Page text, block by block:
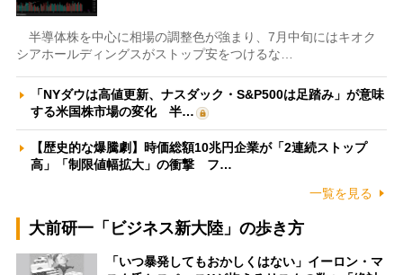
半導体株を中心に相場の調整色が強まり、7月中旬にはキオク
シアホールディングスがストップ安をつけるな…
「NYダウは高値更新、ナスダック・S&P500は足踏み」が意味
する米国株市場の変化 半…
【歴史的な爆騰劇】時価総額10兆円企業が「2連続ストップ
高」「制限値幅拡大」の衝撃 フ…
一覧を見る
大前研一「ビジネス新大陸」の歩き方
「いつ暴発してもおかしくはない」イーロン・マ